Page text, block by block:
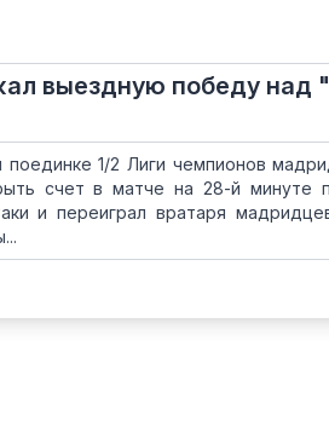
выездную победу над
1/2 Лиги чемпионов
счет в матче на 28-й минуте
и переиграл вратаря